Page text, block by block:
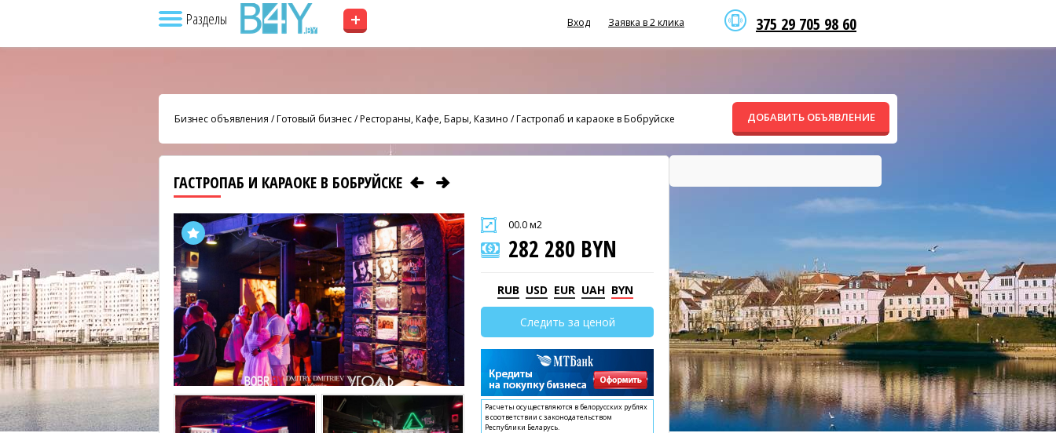
Разделы + 375 29 705 98 60
Вход Заявка в 2 клика
Бизнес объявления /Готовый бизнес/Рестораны, Кафе, Бары, Казино /Гастропаб и караоке в Бобруйске ДОБАВИТЬ ОБЪЯВЛЕНИЕ
ГАСТРОПАБ И КАРАОКЕ В БОБРУЙСКЕ
00.0 м2
282 280 BYN
RUB USD EUR UAH BYN
Следить за ценой
Расчеты осуществляются в белорусских рублях
в соответствии с законодательством
Республики Беларусь.